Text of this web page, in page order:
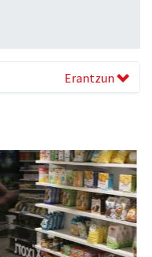
Erantzun